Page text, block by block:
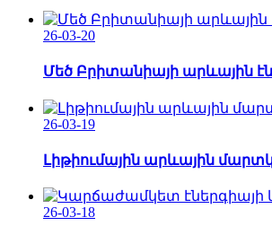
26-03-20
Մեծ Բրիտանիայի արևային
26-03-19
Լիթիումային արևային
26-03-18